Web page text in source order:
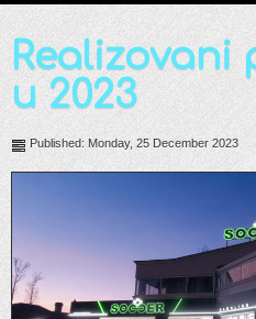
Realizovani
u 2023
Published: Monday, 25 December 2023